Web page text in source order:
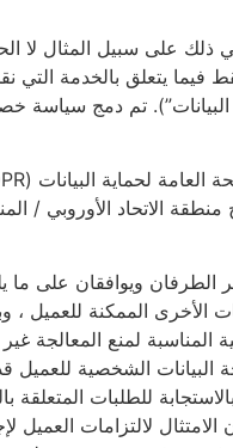
ذلك على سبيل المثال لا
فيما يتعلق بالخدمة التي
البيانات”). تم دمج سياسة
الاتحاد الأوروبي /
الممكنة للعميل ،
المناسبة لمنع المعالجة
الشخصية للعميل
للطلبات المتعلقة
لالتزامات العميل